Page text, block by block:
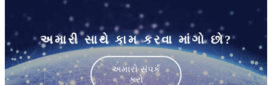
અમારી સાથે કામ કરવા માંગો છો?
અમારો સંપર્ક
કરો